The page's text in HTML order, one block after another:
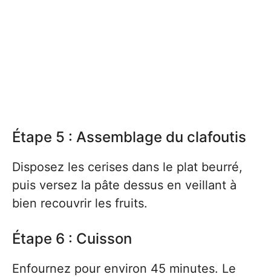
Étape 5 : Assemblage du clafoutis
Disposez les cerises dans le plat beurré,
puis versez la pâte dessus en veillant à
bien recouvrir les fruits.
Étape 6 : Cuisson
Enfournez pour environ 45 minutes. Le